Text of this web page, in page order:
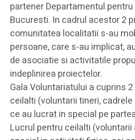
partener Departamentul
Bucuresti. In cadrul acestor 2
comunitatea localitatii s-au
persoane, care s-au implicat,
de asociatie si activitatile
indeplinirea proiectelor.
Gala Voluntariatului a cuprins
ceilalti (voluntarii tineri,
ce au lucrat in special pe
Lucrul pentru ceilalti